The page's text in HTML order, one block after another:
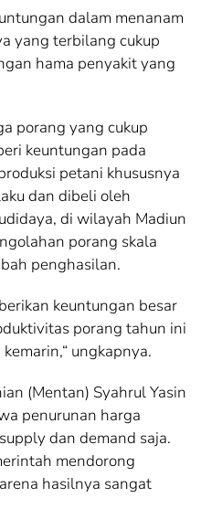
dalam menanam
yang terbilang cukup
hama penyakit yang
porang yang cukup
keuntungan pada
petani khususnya
dan dibeli oleh
di wilayah Madiun
porang skala
penghasilan.
keuntungan besar
porang tahun ini
ungkapnya.
(Mentan) Syahrul Yasin
penurunan harga
dan demand saja.
mendorong
hasilnya sangat